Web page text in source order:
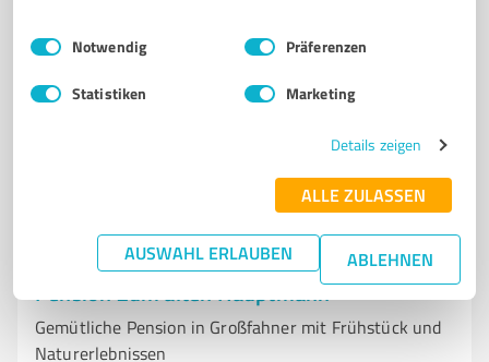
Impressum Datenschutzbestimmungen
Einwilligungsauswahl
Notwendig Präferenzen
Statistiken Marketing
Details zeigen
ALLE ZULASSEN
AUSWAHL ERLAUBEN ABLEHNEN
Tel. 03634 6925620
info@appareo-pflegedienst.de
Betreuungs- & Pflegeeinrichtungen
Pension Zum alten Hauptmann
Gemütliche Pension in Großfahner mit Frühstück und
Naturerlebnissen